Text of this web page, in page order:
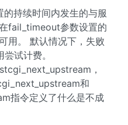
持续时间内发生的与服
fail_timeout参数设置的
用。 默认情况下，失败
试计费。
，
和
指令定义了什么是不成